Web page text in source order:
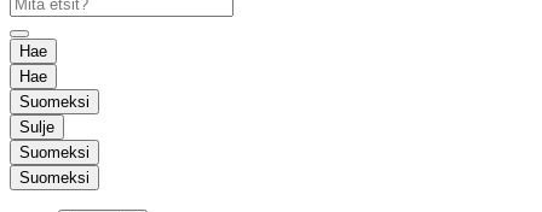
Hae
Hae
Suomeksi
Sulje
Suomeksi
Suomeksi